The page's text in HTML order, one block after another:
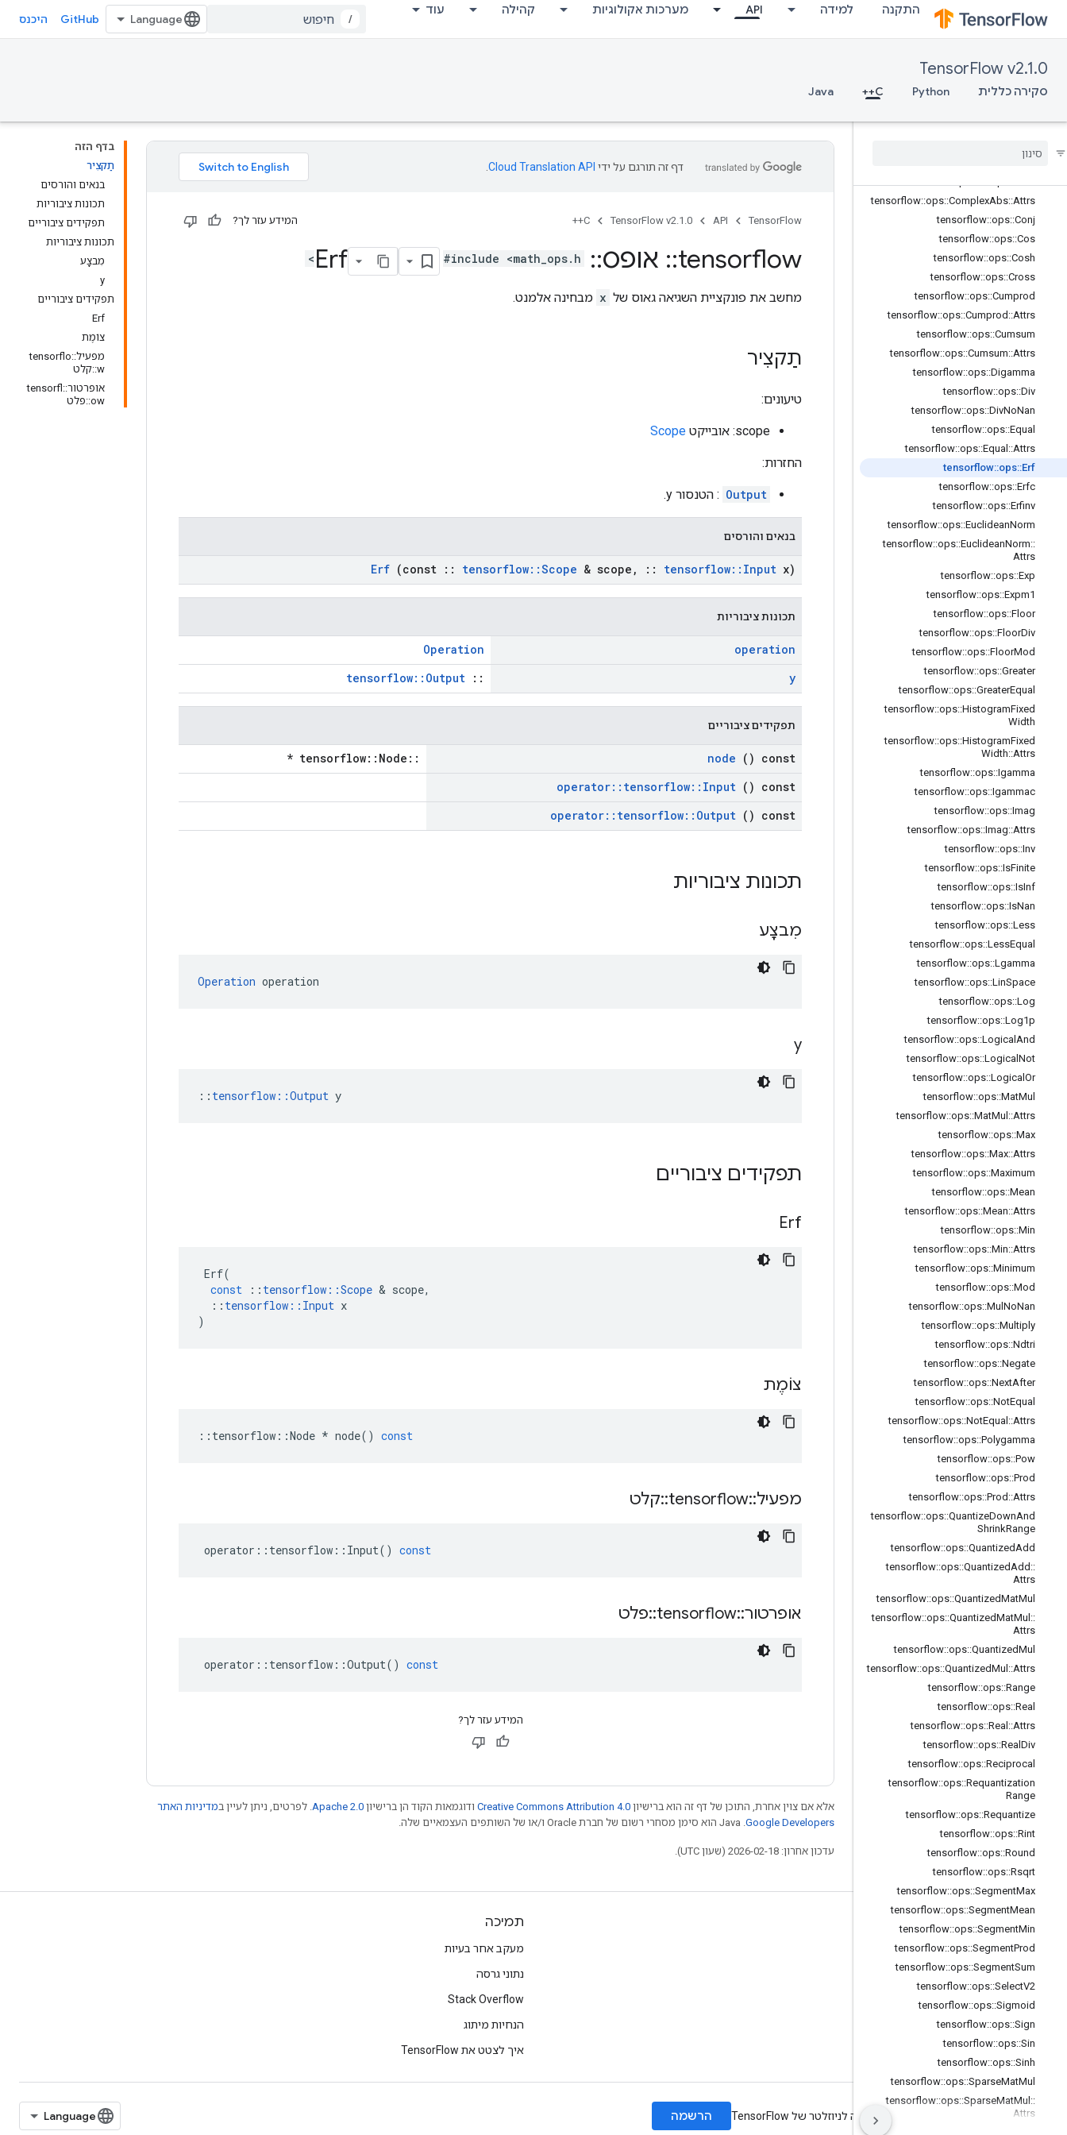
התקנה למידה API מערכות אקולוגיות קהילה עוד
/
GitHub היכנס
TensorFlow v2.1.0
סקירה כללית Python
C++
Java
tensorflow::ops::Bucketize
tensorflow::ops::Cast
tensorflow::ops::Ceil
tensorflow::ops::ClipByValue
Bitpack
Attrs
tensorflow::ops::ComplexAbs::Attrs
tensorflow::ops::Conj
tensorflow::ops::Cos
tensorflow::ops::Cosh
tensorflow::ops::Cross
tensorflow::ops::Cumprod
tensorflow::ops::Cumprod ::Attrs
tensorflow::ops::Cumsum
tensorflow::ops::Cumsum::Attrs
tensorflow::ops::Digamma
tensorflow::ops::Div
tensorflow::ops::DivNoNan
tensorflow::ops::Equal
tensorflow::ops::Equal ::Attrs
tensorflow::ops::Erf
tensorflow::ops::Erfc
tensorflow::ops::Erfinv
tensorflow::ops::EuclideanNorm
tensorflow::ops::EuclideanNorm::
Attrs
tensorflow::ops::Exp
tensorflow::ops::Expm1
tensorflow::ops::Floor
tensorflow::ops::FloorDiv
tensorflow::ops::FloorMod
tensorflow::ops::Greater
tensorflow::ops::GreaterEqual
tensorflow::ops::HistogramFixed
Width
tensorflow::ops::HistogramFixed
Width::Attrs
tensorflow::ops::Igamma
tensorflow::ops::Igammac
tensorflow::ops::Imag
tensorflow::ops::Imag::Attrs
tensorflow::ops::Inv
tensorflow::ops::IsFinite
tensorflow::ops::IsInf
tensorflow::ops::IsNan
tensorflow::ops::Less
tensorflow::ops::LessEqual
tensorflow::ops::Lgamma
tensorflow::ops::LinSpace
tensorflow::ops::Log
tensorflow::ops::Log1p
tensorflow::ops::Logical And
tensorflow::ops::Logical Not
tensorflow::ops::Logical Or
tensorflow::ops::MatMul
tensorflow::ops::MatMul ::Attrs
tensorflow::ops::Max
tensorflow::ops::Max::Attrs
tensorflow::ops::Maximum
tensorflow::ops::Mean
tensorflow::ops::Mean::Attrs
tensorflow::ops::Min
tensorflow::ops::Min::Attrs
tensorflow::ops::Minimum
tensorflow::ops::Mod
tensorflow::ops::Mul NoNan
tensorflow::ops::Multiply
tensorflow::ops::Ndtri
tensorflow::ops::Negate
tensorflow::ops::NextAfter
tensorflow::ops::NotEqual
tensorflow::ops::NotEqual ::Attrs
tensorflow::ops::Polygamma
tensorflow::ops::Pow
tensorflow::ops::Prod
tensorflow::ops::Prod ::Attrs
tensorflow::ops::QuantizeDownAnd
ShrinkRange
tensorflow::ops::QuantizedAdd
tensorflow::ops::QuantizedAdd ::
Attrs
tensorflow::ops::QuantizedMatMul
tensorflow::ops::QuantizedMatMul ::
Attrs
tensorflow::ops::QuantizedMul
tensorflow::ops::QuantizedMul ::Attrs
tensorflow::ops::Range
tensorflow::ops::Real
tensorflow::ops::Real ::Attrs
tensorflow::ops::Real Div
tensorflow::ops::Reciprocal
tensorflow::ops::Requantization
Range
tensorflow::ops::Requantize
tensorflow::ops::Rint
tensorflow::ops::Round
tensorflow::ops::Rsqrt
tensorflow::ops::SegmentMax
tensorflow::ops::SegmentMean
tensorflow::ops::SegmentMin
tensorflow::ops::SegmentProd
tensorflow::ops::SegmentSum
tensorflow::ops::SelectV2
tensorflow::ops::Sigmoid
tensorflow::ops::Sign
tensorflow::ops::Sin
tensorflow::ops::Sinh
tensorflow::ops::SparseMatMul
tensorflow::ops::SparseMatMul::
Attrs
tensorflow
בדף הזה
תַקצִיר
בנאים והורסים
תכונות ציבוריות
תפקידים ציבוריים
תכונות ציבוריות
מִבצָע
y
תפקידים ציבוריים
Erf
צוֹמֶת
מפעיל::tensorflo
w::קלט
אופרטור::tensorfl
ow::פלט
דף זה תורגם על ידי Cloud Translation API
TensorFlow
API
TensorFlow v2.1.0
C++ המידע עזר לך?
tensorflow
:: אופס::
#include <math_ops.h>
מחשב את פונקציית השגיאה גאוס של x מבחינה אלמנט.
תַקצִיר
טיעונים:
scope: אובייקט Scope
החזרות:
Output : הטנסור y.
בנאים והורסים
Erf (const :: tensorflow::Scope & scope , :: tensorflow:: Input x)
תכונות ציבוריות
operation
Operation
y
::
tensorflow::Output
תפקידים ציבוריים
node () const
::tensorflow::Node *
operator:: tensorflow:: Input () const
operator:: tensorflow:: Output () const
תכונות ציבוריות
מִבצָע
Operation operation
y
:: tensorflow::Output y
תפקידים ציבוריים
Erf
Erf(
const
:: tensorflow ::Scope & scope,
:: tensorflow :: Input x
)
צוֹמֶת
:: tensorflow ::Node * node() const
מפעיל::
tensorflow
::קלט
operator :: tensorflow :: Input() const
אופרטור::
tensorflow
::פלט
operator :: tensorflow ::Output() const
המידע עזר לך?
אלא אם צוין אחרת, התוכן של דף זה הוא ברישיון Creative Commons Attribution 4.0 ודוגמאות הקוד הן ברישיון Apache 2.0 . לפרטים, ניתן לעיין במדיניות האתר
Google Developers‏
עדכון אחרון: 2026-02-18 (שעון UTC).
לא להתנתק
בלוג
פורום
GitHub
Twitter
YouTube
תמיכה
מעקב אחר בעיות
נתוני גרסה
Stack Overflow
הנחיות מיתוג
איך לצטט את TensorFlow
תנאים הרשמה לניוזלטר של TensorFlow הרשמה